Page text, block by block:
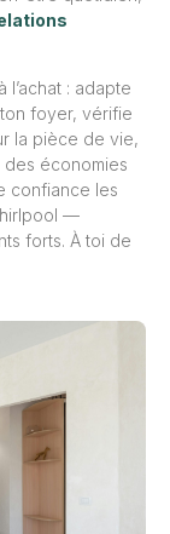
: adapte
foyer, vérifie
la pièce de vie,
économies
confiance les
—
forts. À toi de